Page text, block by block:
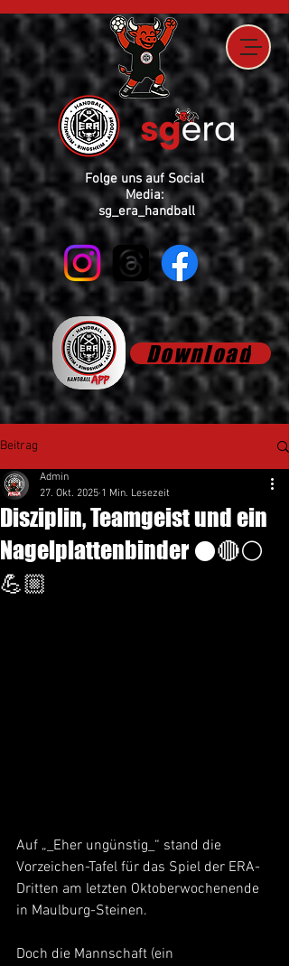
Download
Folge uns auf Social
Media:
sg_era_handball
Beitrag
Disziplin, Teamgeist und ein
Nagelplattenbinder ⚫️🔴⚪️
💪🏼
Admin
27. Okt. 2025 1 Min. Lesezeit
Auf „_Eher ungünstig_“ stand die
Vorzeichen-Tafel für das Spiel der ERA-
Dritten am letzten Oktoberwochenende
in Maulburg-Steinen.
Doch die Mannschaft (ein